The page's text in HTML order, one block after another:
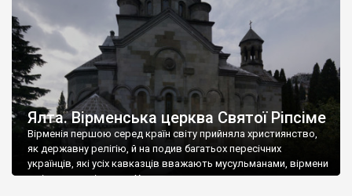
Ялта. Вірменська церква Святої Ріпсіме
Вірменія першою серед країн світу прийняла християнство,
як державну релігію, й на подив багатьох пересічних
українців, які усіх кавказців вважають мусульманами, вірмени
є відданими вірянами Христа